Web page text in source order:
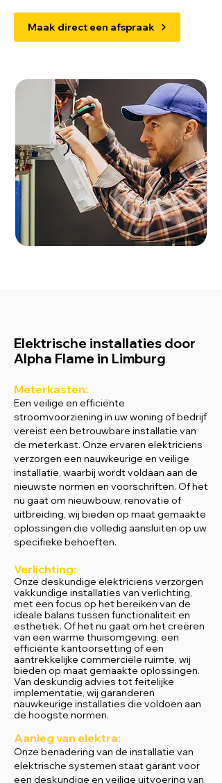
Maak direct een afspraak
Elektrische installaties door
Alpha Flame in Limburg
Meterkasten:
Een veilige en efficiënte
stroomvoorziening in uw woning of bedrijf
vereist een betrouwbare installatie van
de meterkast. Onze ervaren elektriciens
verzorgen een nauwkeurige en veilige
installatie, waarbij wordt voldaan aan de
nieuwste normen en voorschriften. Of het
nu gaat om nieuwbouw, renovatie of
uitbreiding, wij bieden op maat gemaakte
oplossingen die volledig aansluiten op uw
specifieke behoeften.
Verlichting:
Onze deskundige elektriciens verzorgen
vakkundige installaties van verlichting,
met een focus op het bereiken van de
ideale balans tussen functionaliteit en
esthetiek. Of het nu gaat om het creëren
van een warme thuisomgeving, een
efficiënte kantoorsetting of een
aantrekkelijke commerciële ruimte, wij
bieden op maat gemaakte oplossingen.
Van deskundig advies tot feitelijke
implementatie, wij garanderen
nauwkeurige installaties die voldoen aan
de hoogste normen.
Aanleg van elektra:
Onze benadering van de installatie van
elektrische systemen staat garant voor
een deskundige en veilige uitvoering van